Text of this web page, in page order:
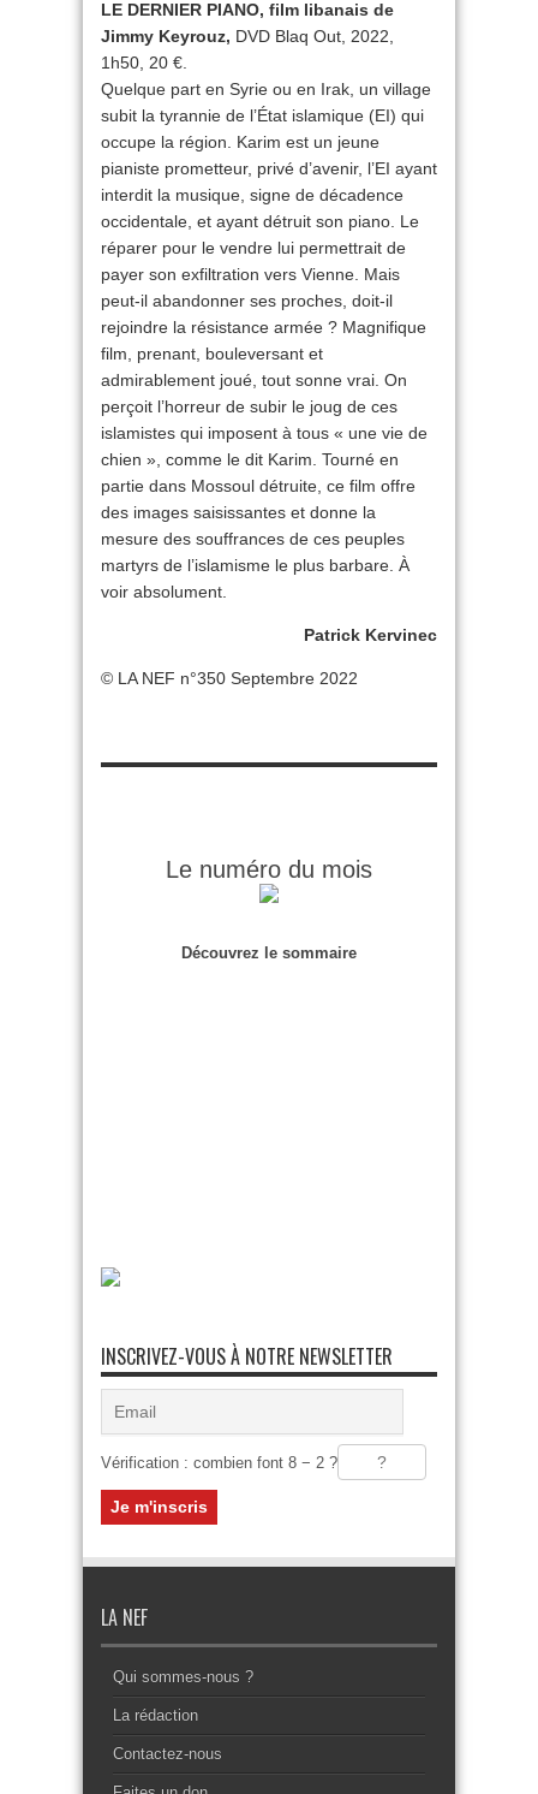
LE DERNIER PIANO, film libanais de
Jimmy Keyrouz, DVD Blaq Out, 2022,
1h50, 20 €.
Quelque part en Syrie ou en Irak, un village
subit la tyrannie de l’État islamique (EI) qui
occupe la région. Karim est un jeune
pianiste prometteur, privé d’avenir, l’EI ayant
interdit la musique, signe de décadence
occidentale, et ayant détruit son piano. Le
réparer pour le vendre lui permettrait de
payer son exfiltration vers Vienne. Mais
peut-il abandonner ses proches, doit-il
rejoindre la résistance armée ? Magnifique
film, prenant, bouleversant et
admirablement joué, tout sonne vrai. On
perçoit l’horreur de subir le joug de ces
islamistes qui imposent à tous « une vie de
chien », comme le dit Karim. Tourné en
partie dans Mossoul détruite, ce film offre
des images saisissantes et donne la
mesure des souffrances de ces peuples
martyrs de l’islamisme le plus barbare. À
voir absolument.
Patrick Kervinec
© LA NEF n°350 Septembre 2022
Le numéro du mois
Découvrez le sommaire
INSCRIVEZ-VOUS À NOTRE NEWSLETTER
Vérification : combien font 8 − 2 ?
LA NEF
Qui sommes-nous ?
La rédaction
Contactez-nous